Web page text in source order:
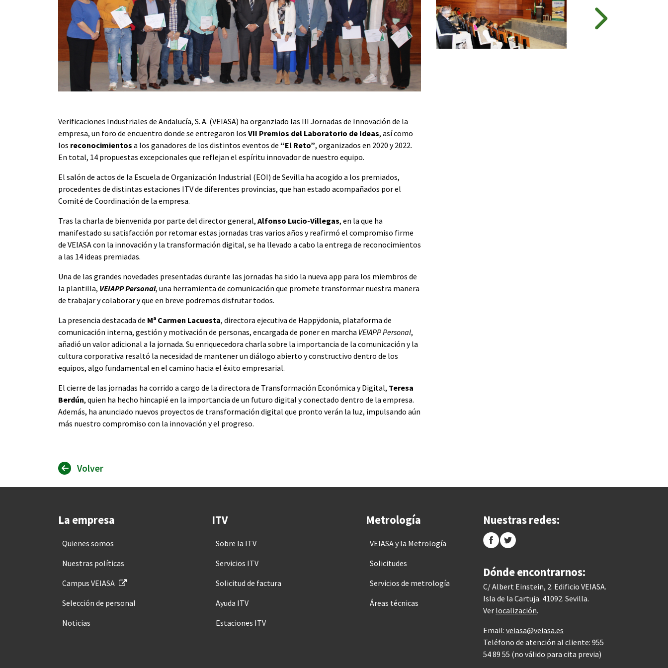
Verificaciones Industriales de Andalucía, S. A. (VEIASA) ha organziado las III Jornadas de Innovación de la
empresa, un foro de encuentro donde se entregaron los VII Premios del Laboratorio de Ideas, así como
los reconocimientos a los ganadores de los distintos eventos de “El Reto”, organizados en 2020 y 2022.
En total, 14 propuestas excepcionales que reflejan el espíritu innovador de nuestro equipo.
El salón de actos de la Escuela de Organización Industrial (EOI) de Sevilla ha acogido a los premiados,
procedentes de distintas estaciones ITV de diferentes provincias, que han estado acompañados por el
Comité de Coordinación de la empresa.
Tras la charla de bienvenida por parte del director general, Alfonso Lucio-Villegas, en la que ha
manifestado su satisfacción por retomar estas jornadas tras varios años y reafirmó el compromiso firme
de VEIASA con la innovación y la transformación digital, se ha llevado a cabo la entrega de reconocimientos
a las 14 ideas premiadas.
Una de las grandes novedades presentadas durante las jornadas ha sido la nueva app para los miembros de
la plantilla, VEIAPP Personal, una herramienta de comunicación que promete transformar nuestra manera
de trabajar y colaborar y que en breve podremos disfrutar todos.
La presencia destacada de Mª Carmen Lacuesta, directora ejecutiva de Happÿdonia, plataforma de
comunicación interna, gestión y motivación de personas, encargada de poner en marcha VEIAPP Personal,
añadió un valor adicional a la jornada. Su enriquecedora charla sobre la importancia de la comunicación y la
cultura corporativa resaltó la necesidad de mantener un diálogo abierto y constructivo dentro de los
equipos, algo fundamental en el camino hacia el éxito empresarial.
El cierre de las jornadas ha corrido a cargo de la directora de Transformación Económica y Digital, Teresa
Berdún, quien ha hecho hincapié en la importancia de un futuro digital y conectado dentro de la empresa.
Además, ha anunciado nuevos proyectos de transformación digital que pronto verán la luz, impulsando aún
más nuestro compromiso con la innovación y el progreso.
Volver
La empresa
Quienes somos
Nuestras políticas
Campus VEIASA
Selección de personal
Noticias
ITV
Sobre la ITV
Servicios ITV
Solicitud de factura
Ayuda ITV
Estaciones ITV
Metrología
VEIASA y la Metrología
Solicitudes
Servicios de metrología
Áreas técnicas
Nuestras redes:
Dónde encontrarnos:
C/ Albert Einstein, 2. Edificio VEIASA.
Isla de la Cartuja. 41092. Sevilla.
Ver localización.
Email: veiasa@veiasa.es
Teléfono de atención al cliente: 955
54 89 55 (no válido para cita previa)